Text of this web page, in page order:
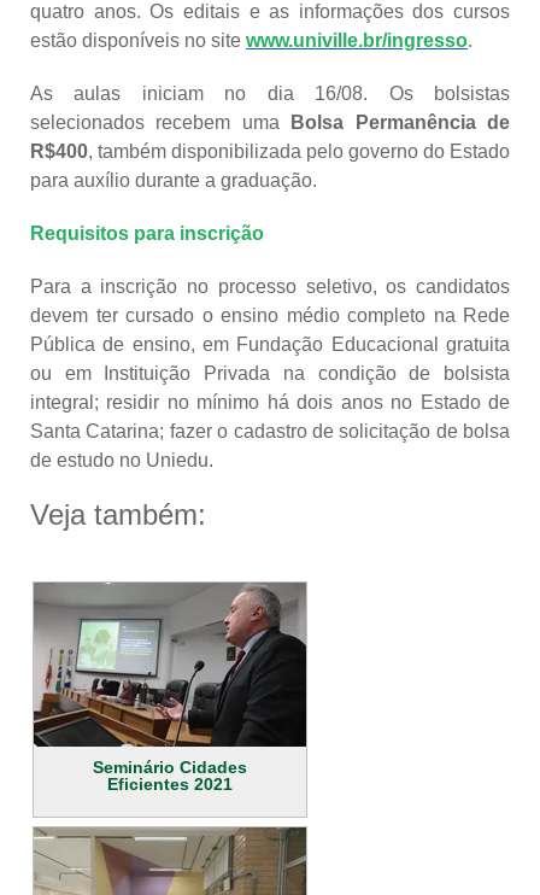
quatro anos. Os editais e as informações dos cursos
estão disponíveis no site www.univille.br/ingresso.
As aulas iniciam no dia 16/08. Os bolsistas
selecionados recebem uma
Bolsa Permanência de
R$400, também disponibilizada pelo governo do Estado
para auxílio durante a graduação.
Requisitos para inscrição
Para a inscrição no processo seletivo, os candidatos
devem ter cursado o ensino médio completo na Rede
Pública de ensino, em Fundação Educacional gratuita
ou em Instituição Privada na condição de bolsista
integral; residir no mínimo há dois anos no Estado de
Santa Catarina; fazer o cadastro de solicitação de bolsa
de estudo no Uniedu.
Veja também:
Seminário Cidades
Eficientes 2021